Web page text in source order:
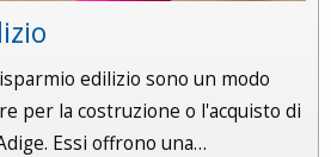
edilizio sono un modo
per la costruzione o l'acquisto di
Essi offrono una…